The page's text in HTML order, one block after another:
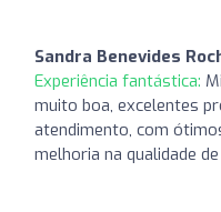
Sandra Benevides
Experiência fantástica:
muito boa, excelentes
atendimento, com
melhoria na qualidade de